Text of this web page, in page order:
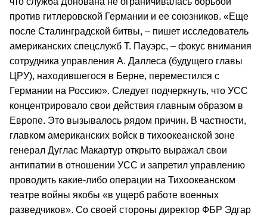
против гитлеровской Германии и ее союзников. «Еще
после Сталинградской битвы, – пишет исследователь
американских спецслужб Т. Пауэрс, – фокус внимания
сотрудника управления А. Даллеса (будущего главы
ЦРУ), находившегося в Берне, переместился с
Германии на Россию». Следует подчеркнуть, что УСС
концентрировало свои действия главным образом в
Европе. Это вызывалось рядом причин. В частности,
главком американских войск в тихоокеанской зоне
генерал Дуглас Макартур открыто выражал свои
антипатии в отношении УСС и запретил управлению
проводить какие-либо операции на Тихоокеанском
театре войны якобы «в ущерб работе военных
разведчиков». Со своей стороны директор ФБР Эдгар